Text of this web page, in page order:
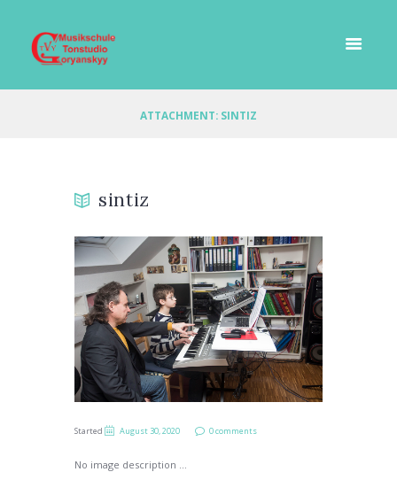
ATTACHMENT: SINTIZ
sintiz
Started August 30, 2020 0 comments
No image description ...